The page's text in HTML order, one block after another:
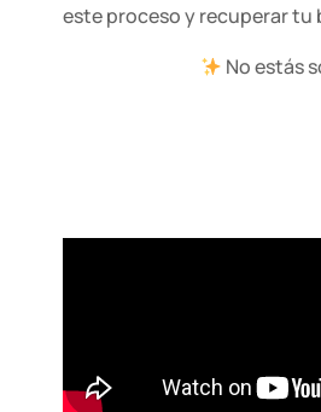
este proceso y recuperar tu
No estás